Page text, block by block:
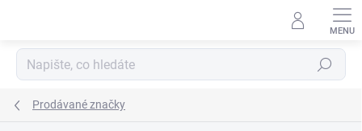
Hledat
Prodávané značky